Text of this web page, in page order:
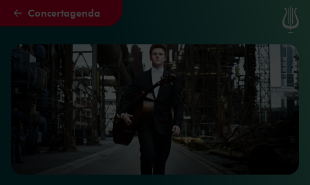
Naar hoofdcontent
Concertagenda